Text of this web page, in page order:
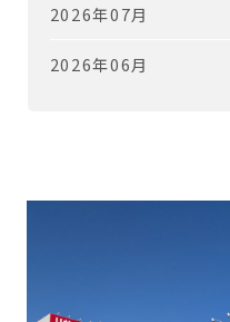
2026年07月
2026年06月